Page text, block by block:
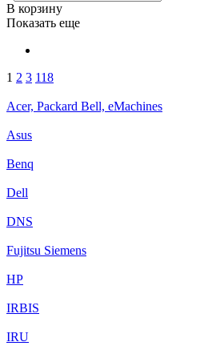
В корзину
Показать еще
1 2 3 118
Acer, Packard Bell, eMachines
Asus
Benq
Dell
DNS
Fujitsu Siemens
HP
IRBIS
IRU